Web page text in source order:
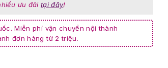
ưu đãi tại đây!
Miễn phí vận chuyển nội thành
đơn hàng từ 2 triệu.